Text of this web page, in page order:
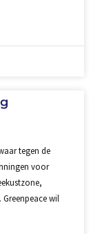
tegen de
voor
wil